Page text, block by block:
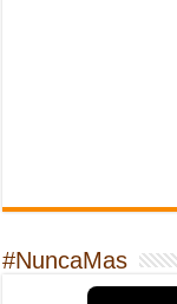
#NuncaMas